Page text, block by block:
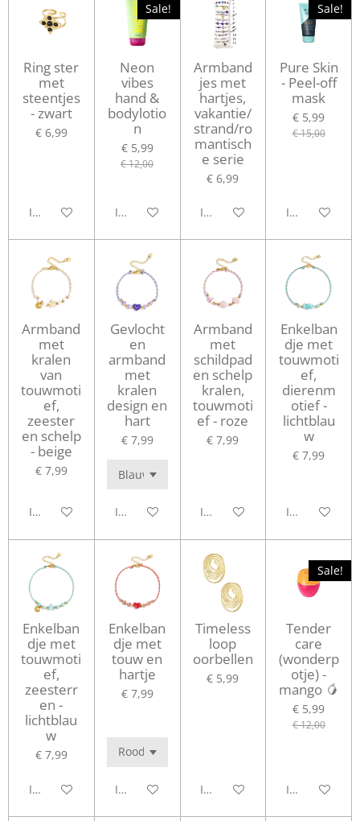
Ring ster
met
steentjes
- zwart
€ 6,99
In winkelwagen
Sale!
Neon
vibes
hand &
bodylotio
n
€ 5,99
€ 12,00
In winkelwagen
Armband
jes met
hartjes,
vakantie/
strand/ro
mantisch
e serie
€ 6,99
In winkelwagen
Sale!
Pure Skin
- Peel-off
mask
€ 5,99
€ 15,00
In
Armband
met
kralen
van
touwmoti
ef,
zeester
en schelp
- beige
€ 7,99
In winkelwagen
Gevlocht
en
armband
met
kralen
design en
hart
€ 7,99
In winkelwagen
Armband
met
schildpad
en schelp
kralen,
touwmoti
ef - roze
€ 7,99
In winkelwagen
Enkelban
dje met
touwmoti
ef,
dierenm
otief -
lichtblau
w
€ 7,99
In
Enkelban
dje met
touwmoti
ef,
zeesterr
en -
lichtblau
w
€ 7,99
In winkelwagen
Enkelban
dje met
touw en
hartje
€ 7,99
In winkelwagen
Timeless
loop
oorbellen
€ 5,99
In winkelwagen
Sale!
Tender
care
(wonderp
otje) -
mango 🥭
€ 5,99
€ 12,00
In